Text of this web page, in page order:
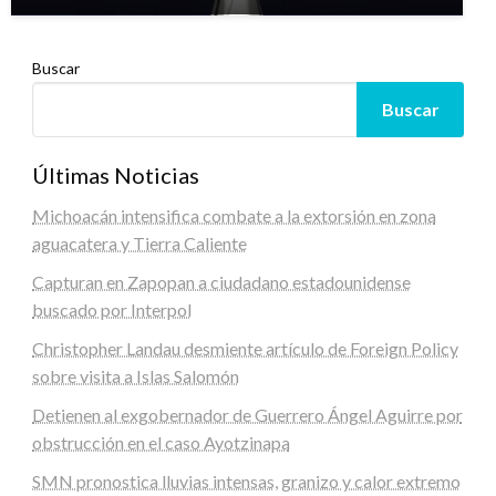
Buscar
Buscar
Últimas Noticias
Michoacán intensifica combate a la extorsión en zona
aguacatera y Tierra Caliente
Capturan en Zapopan a ciudadano estadounidense
buscado por Interpol
Christopher Landau desmiente artículo de Foreign Policy
sobre visita a Islas Salomón
Detienen al exgobernador de Guerrero Ángel Aguirre por
obstrucción en el caso Ayotzinapa
SMN pronostica lluvias intensas, granizo y calor extremo